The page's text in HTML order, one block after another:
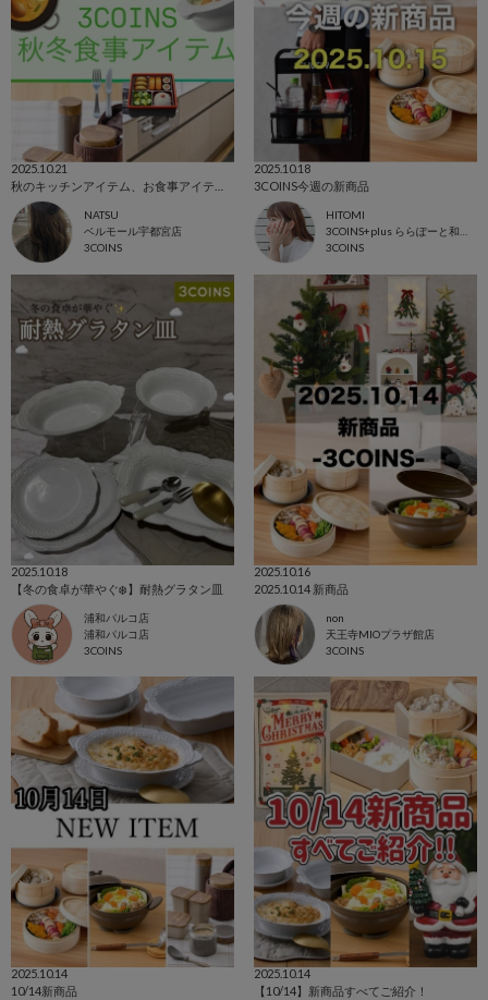
2025.10.21
NATSU
ベルモール宇都宮店
3COINS
2025.10.18
3COINS今週の新商品
HITOMI
3COINS+plus ららぽーと和泉店
3COINS
2025.10.18
【冬の食卓が華やぐ❄️】耐熱グラタン皿
浦和パルコ店
浦和パルコ店
3COINS
2025.10.16
2025.10.14 新商品
non
天王寺MIOプラザ館店
3COINS
2025.10.14
10/14新商品
2025.10.14
【10/14】新商品すべてご紹介！